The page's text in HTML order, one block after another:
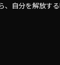
、自分を解放す